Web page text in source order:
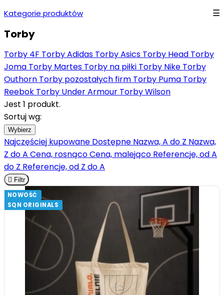
Kategorie produktów
Torby
Torby 4F Torby Adidas Torby Asics Torby Head Torby
Joma Torby Martes Torby na piłki Torby Nike Torby
Outhorn Torby pozostałych firm Torby Puma Torby
Reebok Torby Under Armour Torby Wilson
Jest 1 produkt.
Sortuj wg:
Wybierz
Najczęściej kupowane Dostępne Nazwa, A do Z Nazwa,
Z do A Cena, rosnącoCena, malejąco Referencje, od A
do Z Referencje, od Z do A
 Filtr
NOWOŚĆ
SQN ORIGINALS